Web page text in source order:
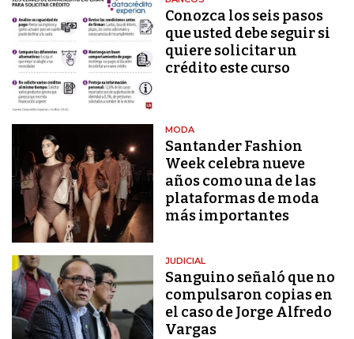
Conozca los seis pasos
que usted debe seguir si
quiere solicitar un
crédito este curso
MODA
Santander Fashion
Week celebra nueve
años como una de las
plataformas de moda
más importantes
JUDICIAL
Sanguino señaló que no
compulsaron copias en
el caso de Jorge Alfredo
Vargas